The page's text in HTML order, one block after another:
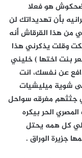
هو فعلا
بأن تهديداتك لن
من هذا القرقاش أنه
وقلت يذكرني هذا
بنت اختها ) خليني
عن نفسك، انت
شوية ميليشيات
جثثهم مغرقه سواحل
الحر بيكره
كل همه يحتل
جزيرة الوراق .